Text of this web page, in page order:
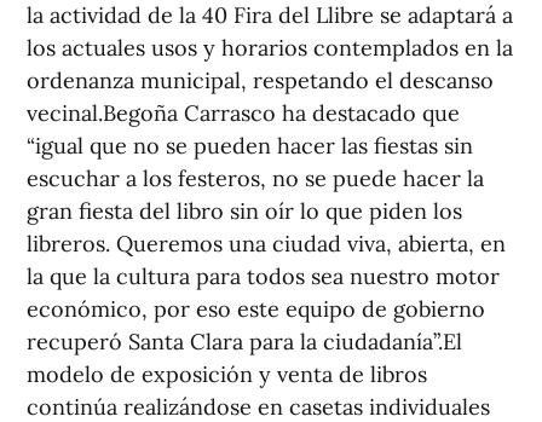
la actividad de la 40 Fira del Llibre se adaptará a
los actuales usos y horarios contemplados en la
ordenanza municipal, respetando el descanso
vecinal.Begoña Carrasco ha destacado que
“igual que no se pueden hacer las fiestas sin
escuchar a los festeros, no se puede hacer la
gran fiesta del libro sin oír lo que piden los
libreros. Queremos una ciudad viva, abierta, en
la que la cultura para todos sea nuestro motor
económico, por eso este equipo de gobierno
recuperó Santa Clara para la ciudadanía”.El
modelo de exposición y venta de libros
continúa realizándose en casetas individuales